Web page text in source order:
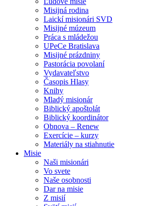
Misijná rodina
Laickí misionári SVD
Misijné múzeum
Práca s mládežou
UPeCe Bratislava
Misijné prázdniny
Pastorácia povolaní
Vydavateľstvo
Časopis Hlasy
Knihy
Mladý misionár
Biblický apoštolát
Biblický koordinátor
Obnova – Renew
Exercície – kurzy
Materiály na stiahnutie
Misie
Naši misionári
Vo svete
Naše osobnosti
Dar na misie
Z misií